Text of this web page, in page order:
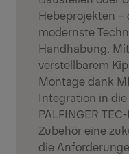
Hebeprojekten –
modernste
Handhabung.
verstellbarem
Montage dank
Integration in
PALFINGER
Zubehör eine
die